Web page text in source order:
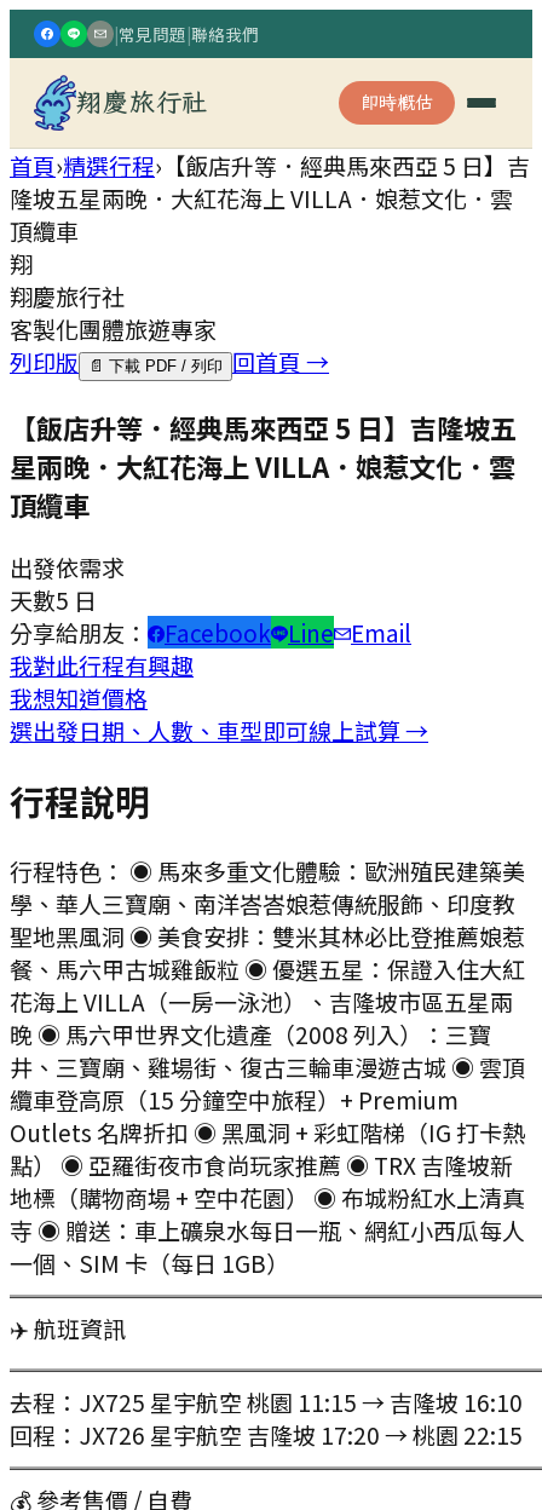
|常見問題|聯絡我們
翔慶旅行社 即時概估
首頁›精選行程› 【飯店升等．經典馬來西亞 5 日】吉
隆坡五星兩晚．大紅花海上 VILLA．娘惹文化．雲
頂纜車
翔
翔慶旅行社
客製化團體旅遊專家
列印版
📄 下載 PDF / 列印 回首頁 →
【飯店升等．經典馬來西亞 5 日】吉隆坡五
星兩晚．大紅花海上 VILLA．娘惹文化．雲
頂纜車
出發依需求
天數5 日
分享給朋友：
Facebook Line
Email
我對此行程有興趣
我想知道價格
選出發日期、人數、車型即可線上試算 →
行程說明
行程特色： ◉ 馬來多重文化體驗：歐洲殖民建築美
學、華人三寶廟、南洋峇峇娘惹傳統服飾、印度教
聖地黑風洞 ◉ 美食安排：雙米其林必比登推薦娘惹
餐、馬六甲古城雞飯粒 ◉ 優選五星：保證入住大紅
花海上 VILLA（一房一泳池）、吉隆坡市區五星兩
晚 ◉ 馬六甲世界文化遺產（2008 列入）：三寶
井、三寶廟、雞場街、復古三輪車漫遊古城 ◉ 雲頂
纜車登高原（15 分鐘空中旅程）+ Premium
Outlets 名牌折扣 ◉ 黑風洞 + 彩虹階梯（IG 打卡熱
點） ◉ 亞羅街夜市食尚玩家推薦 ◉ TRX 吉隆坡新
地標（購物商場 + 空中花園） ◉ 布城粉紅水上清真
寺 ◉ 贈送：車上礦泉水每日一瓶、網紅小西瓜每人
一個、SIM 卡（每日 1GB）
✈️ 航班資訊
去程：JX725 星宇航空 桃園 11:15 → 吉隆坡 16:10
回程：JX726 星宇航空 吉隆坡 17:20 → 桃園 22:15
💰 參考售價 / 自費